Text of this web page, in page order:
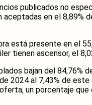
publicados no
en el
está presente en el
tienen ascensor, el
bajan del
2024 al 7,43% de
un porcentaje